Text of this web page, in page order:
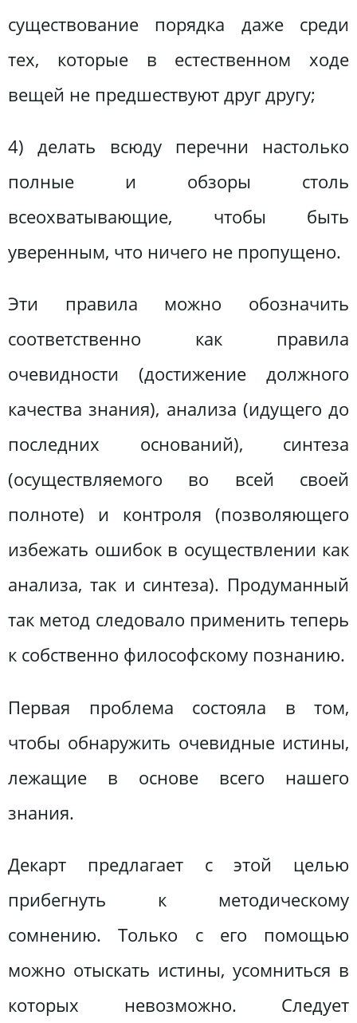
существование порядка даже среди
тех, которые в естественном ходе
вещей не предшествуют друг другу;
4) делать всюду перечни настолько
полные и обзоры столь
всеохватывающие, чтобы быть
уверенным, что ничего не пропущено.
Эти правила можно обозначить
соответственно как правила
очевидности (достижение должного
качества знания), анализа (идущего до
последних оснований), синтеза
(осуществляемого во всей своей
полноте) и контроля (позволяющего
избежать ошибок в осуществлении как
анализа, так и синтеза). Продуманный
так метод следовало применить теперь
к собственно философскому познанию.
Первая проблема состояла в том,
чтобы обнаружить очевидные истины,
лежащие в основе всего нашего
знания.
Декарт предлагает с этой целью
прибегнуть к методическому
сомнению. Только с его помощью
можно отыскать истины, усомниться в
которых невозможно. Следует